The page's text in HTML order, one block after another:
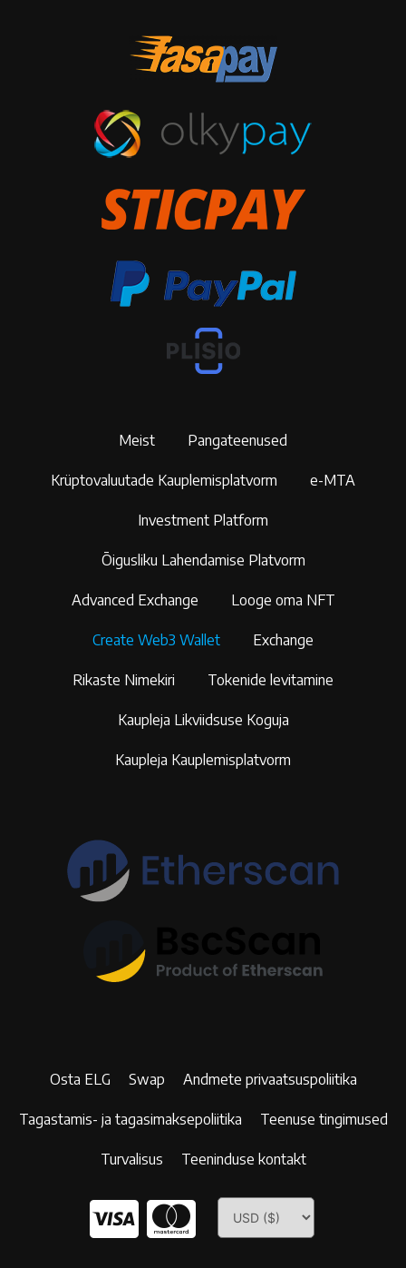
Meist Pangateenused
Krüptovaluutade Kauplemisplatvorm e-MTA
Investment Platform
Õigusliku Lahendamise Platvorm
Advanced Exchange Looge oma NFT
Create Web3 Wallet Exchange
Rikaste Nimekiri Tokenide levitamine
Kaupleja Likviidsuse Koguja
Kaupleja Kauplemisplatvorm
Osta ELG Swap Andmete privaatsuspoliitika
Tagastamis- ja tagasimaksepoliitika Teenuse tingimused
Turvalisus Teeninduse kontakt